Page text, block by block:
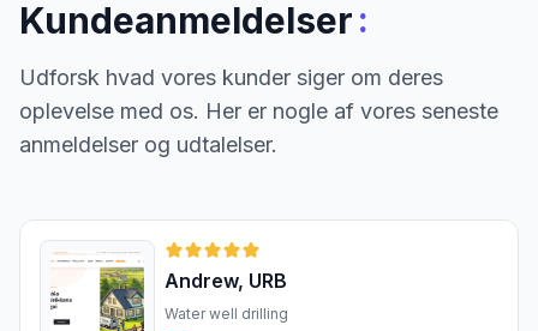
Kundeanmeldelser:
Udforsk hvad vores kunder siger om deres
oplevelse med os. Her er nogle af vores seneste
anmeldelser og udtalelser.
Andrew, URB
Water well drilling